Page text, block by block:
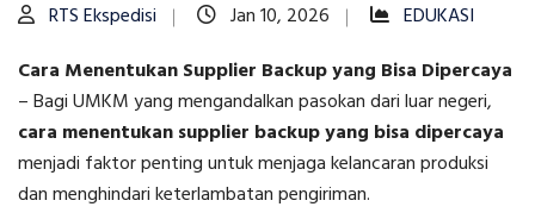
RTS Ekspedisi Jan 10, 2026
EDUKASI
Cara Menentukan Supplier Backup yang Bisa Dipercaya
–Bagi UMKM yang mengandalkan pasokan dari luar negeri,
cara menentukan supplier backup yang bisa dipercaya
menjadi faktor penting untuk menjaga kelancaran produksi
dan menghindari keterlambatan pengiriman.